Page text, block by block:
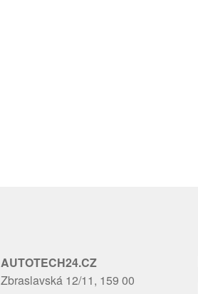
AUTOTECH24.CZ
Zbraslavská 12/11, 159 00